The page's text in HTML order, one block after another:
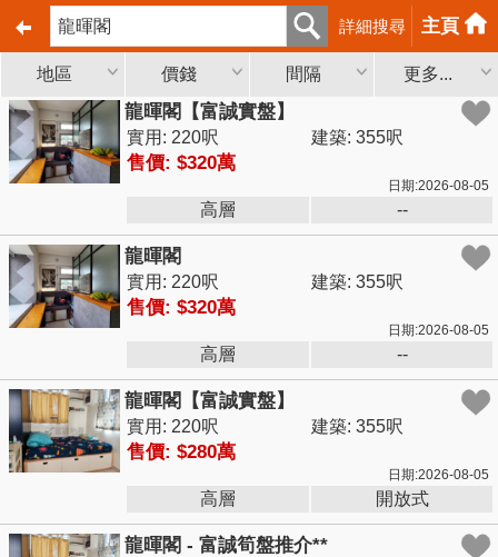
詳細搜尋 主頁
地區 價錢 間隔 更多...
龍暉閣【富誠實盤】
實用: 220呎 建築: 355呎
售價: $320萬
日期:2026-08-05
高層 --
龍暉閣
實用: 220呎 建築: 355呎
售價: $320萬
日期:2026-08-05
高層 --
龍暉閣【富誠實盤】
實用: 220呎 建築: 355呎
售價: $280萬
日期:2026-08-05
高層 開放式
龍暉閣 - 富誠筍盤推介**